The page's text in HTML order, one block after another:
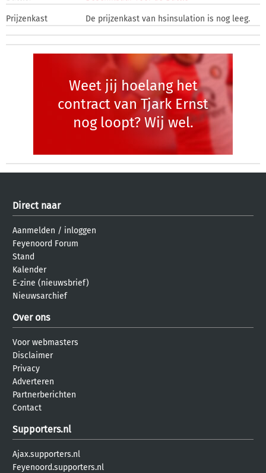
Prijzenkast De prijzenkast van hsinsulation is nog leeg.
Weet jij hoelang het
contract van Tjark Ernst
nog loopt? Wij wel.
Direct naar
Aanmelden / inloggen
Feyenoord Forum
Stand
Kalender
E-zine (nieuwsbrief)
Nieuwsarchief
Over ons
Voor webmasters
Disclaimer
Privacy
Adverteren
Partnerberichten
Contact
Supporters.nl
Ajax.supporters.nl
Feyenoord.supporters.nl